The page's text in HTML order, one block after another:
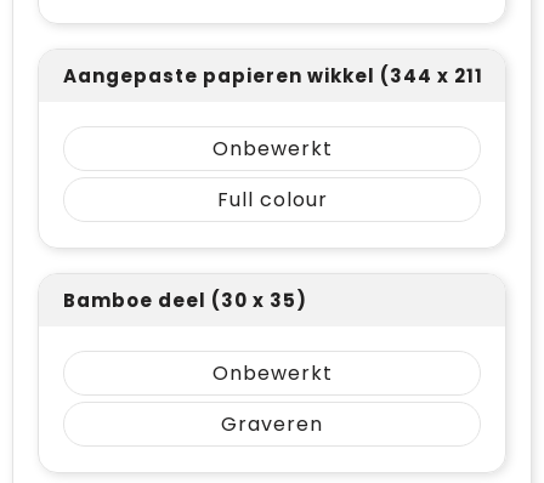
Aangepaste papieren wikkel (344 x 211)
Onbewerkt
Full colour
Bamboe deel (30 x 35)
Onbewerkt
Graveren